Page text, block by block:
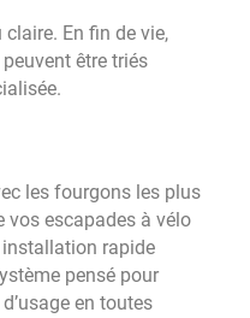
En fin de vie,
être triés
les fourgons les plus
vos escapades à vélo
rapide
pensé pour
en toutes